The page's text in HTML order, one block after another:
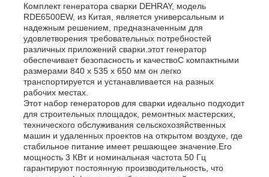
Комплект генератора сварки DEHRAY, модель
RDE6500EW, из Китая, является универсальным и
надежным решением, предназначенным для
удовлетворения требовательных потребностей
различных приложений сварки.этот генератор
обеспечивает безопасность и качествоС компактными
размерами 840 x 535 x 650 мм он легко
транспортируется и устанавливается на разных
рабочих местах.
Этот набор генераторов для сварки идеально подходит
для строительных площадок, ремонтных мастерских,
технического обслуживания сельскохозяйственных
машин и удаленных проектов на открытом воздухе, где
стабильное питание имеет решающее значение.Его
мощность 3 КВт и номинальная частота 50 Гц
гарантируют постоянную производительность, что